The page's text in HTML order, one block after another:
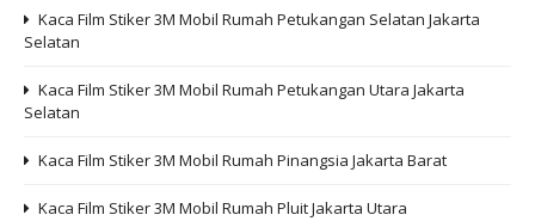
Kaca Film Stiker 3M Mobil Rumah Petukangan Selatan Jakarta
Selatan
Kaca Film Stiker 3M Mobil Rumah Petukangan Utara Jakarta
Selatan
Kaca Film Stiker 3M Mobil Rumah Pinangsia Jakarta Barat
Kaca Film Stiker 3M Mobil Rumah Pluit Jakarta Utara